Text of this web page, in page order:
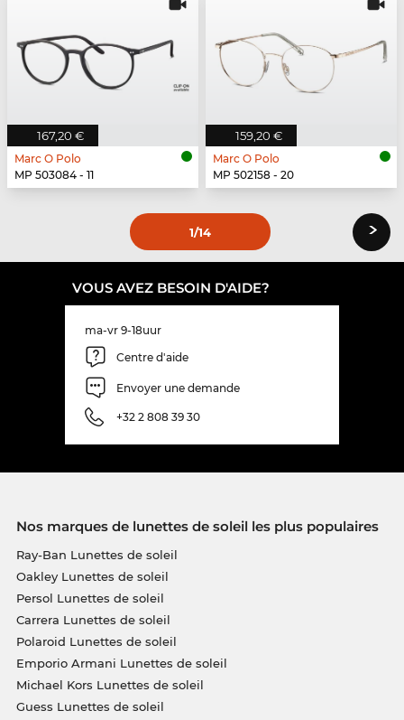
167,20 €
Marc O Polo
MP 503084 - 11
159,20 €
Marc O Polo
MP 502158 - 20
1/14 ›
VOUS AVEZ BESOIN D'AIDE?
ma-vr 9-18uur
Centre d'aide
Envoyer une demande
+32 2 808 39 30
Nos marques de lunettes de soleil les plus populaires
Ray-Ban Lunettes de soleil
Oakley Lunettes de soleil
Persol Lunettes de soleil
Carrera Lunettes de soleil
Polaroid Lunettes de soleil
Emporio Armani Lunettes de soleil
Michael Kors Lunettes de soleil
Guess Lunettes de soleil